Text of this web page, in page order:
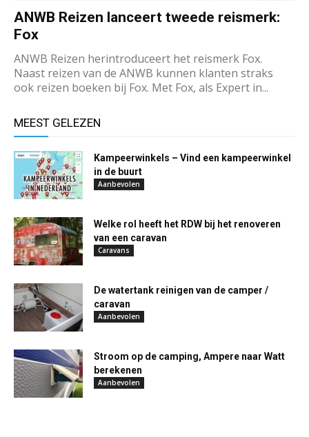
ANWB Reizen lanceert tweede reismerk:
Fox
ANWB Reizen herintroduceert het reismerk Fox.
Naast reizen van de ANWB kunnen klanten straks
ook reizen boeken bij Fox. Met Fox, als Expert in...
MEEST GELEZEN
Kampeerwinkels – Vind een kampeerwinkel
in de buurt
Aanbevolen
Welke rol heeft het RDW bij het renoveren
van een caravan
Caravans
De watertank reinigen van de camper /
caravan
Aanbevolen
Stroom op de camping, Ampere naar Watt
berekenen
Aanbevolen